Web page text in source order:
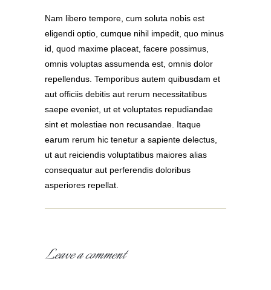
Nam libero tempore, cum soluta nobis est
eligendi optio, cumque nihil impedit, quo minus
id, quod maxime placeat, facere possimus,
omnis voluptas assumenda est, omnis dolor
repellendus. Temporibus autem quibusdam et
aut officiis debitis aut rerum necessitatibus
saepe eveniet, ut et voluptates repudiandae
sint et molestiae non recusandae. Itaque
earum rerum hic tenetur a sapiente delectus,
ut aut reiciendis voluptatibus maiores alias
consequatur aut perferendis doloribus
asperiores repellat.
Leave a comment